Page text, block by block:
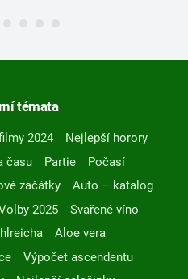
témata
2024
Nejlepší horory
času Partie
Počasí
začátky
Auto – katalog
2025
Svařené víno
Aloe vera
Výpočet ascendentu